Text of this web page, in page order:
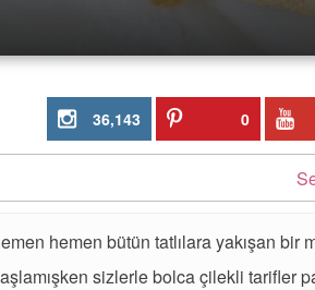
36,143 0
hemen bütün tatlılara yakışan
sizlerle bolca çilekli